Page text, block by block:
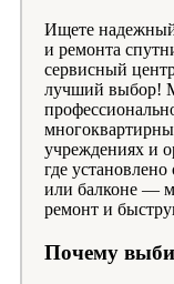
Ищете
и ремонта
сервисный
лучший выбор!
учреждениях и
где
или балконе —
ремонт и
Почему